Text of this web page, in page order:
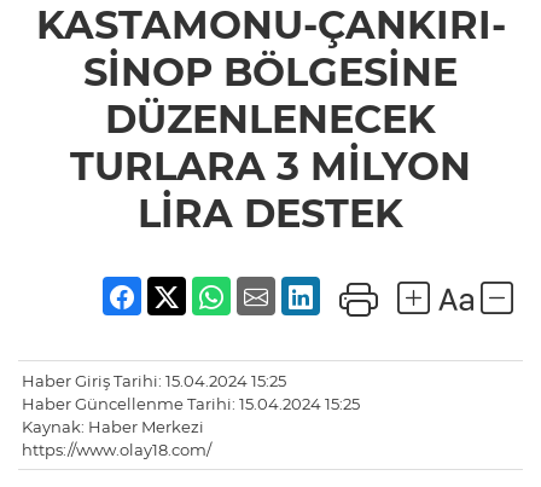
DÜZENLENECEK
TURLARA 3
MİLYON LİRA
DESTEK
KASTAMONU-ÇANKIRI-
SİNOP BÖLGESİNE
DÜZENLENECEK
TURLARA 3 MİLYON
LİRA DESTEK
Haber Giriş Tarihi: 15.04.2024 15:25
Haber Güncellenme Tarihi: 15.04.2024 15:25
Kaynak: Haber Merkezi
https://www.olay18.com/